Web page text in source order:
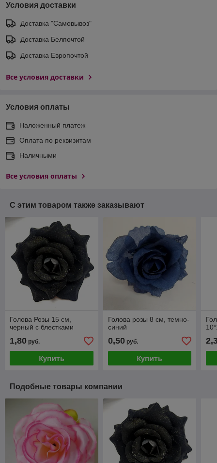
Условия доставки
Доставка "Самовывоз"
Доставка Белпочтой
Доставка Европочтой
Все условия доставки
Условия оплаты
Наложенный платеж
Оплата по реквизитам
Наличными
Все условия оплаты
С этим товаром также заказывают
Голова Розы 15 см,
черный с блестками
1,80 руб.
Купить
Голова розы 8 см, темно-
синий
0,50руб.
Купить
Подобные товары компании